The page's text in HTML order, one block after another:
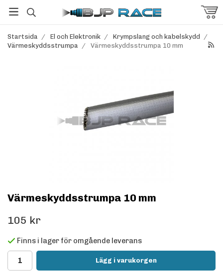
Startsida / El och Elektronik / Krympslang och kabelskydd
/
Värmeskyddsstrumpa / Värmeskyddsstrumpa 10 mm
Värmeskyddsstrumpa 10 mm
105 kr
Finns i lager för omgående leverans
Lägg i varukorgen